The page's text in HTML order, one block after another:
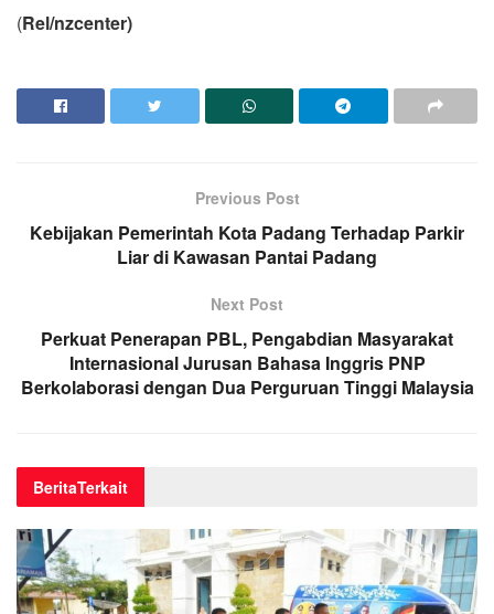
(Rel/nzcenter)
Previous Post
Kebijakan Pemerintah Kota Padang Terhadap Parkir
Liar di Kawasan Pantai Padang
Next Post
Perkuat Penerapan PBL, Pengabdian Masyarakat
Internasional Jurusan Bahasa Inggris PNP
Berkolaborasi dengan Dua Perguruan Tinggi Malaysia
BeritaTerkait